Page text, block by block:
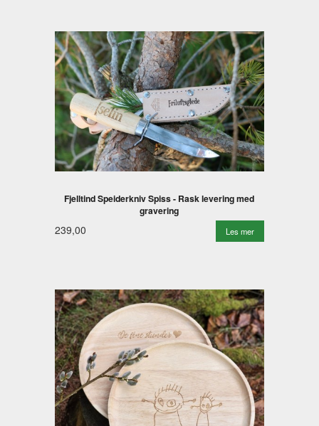
Fjelltind Speiderkniv Spiss - Rask levering med
gravering
239,00 Les mer